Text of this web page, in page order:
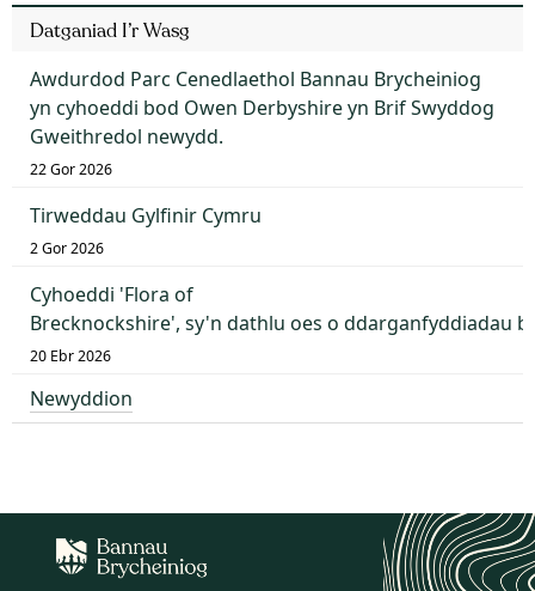
Datganiad I’r Wasg
Awdurdod Parc Cenedlaethol Bannau Brycheiniog
yn cyhoeddi bod Owen Derbyshire yn Brif Swyddog
Gweithredol newydd.
22 Gor 2026
Tirweddau Gylfinir Cymru
2 Gor 2026
Cyhoeddi 'Flora of
Brecknockshire', sy'n dathlu oes o ddarganfyddiadau
20 Ebr 2026
Newyddion